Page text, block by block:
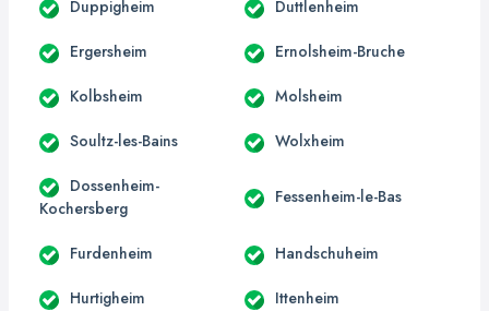
Duppigheim Duttlenheim
Ergersheim Ernolsheim-Bruche
Kolbsheim Molsheim
Soultz-les-Bains Wolxheim
Dossenheim-
Kochersberg
Fessenheim-le-Bas
Furdenheim Handschuheim
Hurtigheim Ittenheim